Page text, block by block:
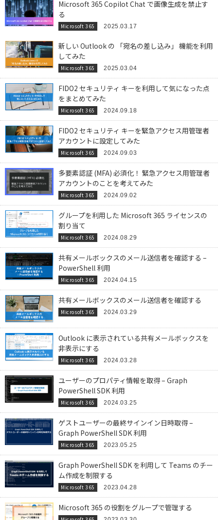
Microsoft 365 Copilot Chat で画像生成を禁止す
る
Microsoft 365 2025.03.17
新しい Outlook の 「宛名の差し込み」 機能を利用
してみた
Microsoft 365 2025.03.04
FIDO2 セキュリティ キーを利用して気になった点
をまとめてみた
Microsoft 365 2024.09.18
FIDO2 セキュリティ キーを緊急アクセス用管理者
アカウントに設定してみた
Microsoft 365 2024.09.03
多要素認証 (MFA) 必須化！ 緊急アクセス用管理者
アカウントのことを考えてみた
Microsoft 365 2024.09.02
グループを利用した Microsoft 365 ライセンスの
割り当て
Microsoft 365 2024.08.29
共有メールボックスのメール送信者を確認する –
PowerShell 利用
Microsoft 365 2024.04.15
共有メールボックスのメール送信者を確認する
Microsoft 365 2024.03.29
Outlook に表示されている共有メールボックスを
非表示にする
Microsoft 365 2024.03.28
ユーザーのプロパティ情報を取得 – Graph
PowerShell SDK 利用
Microsoft 365 2024.03.25
ゲストユーザーの最終サインイン日時取得 –
Graph PowerShell SDK 利用
Microsoft 365 2023.05.25
Graph PowerShell SDK を利用して Teams のチー
ム作成を制限する
Microsoft 365 2023.04.28
Microsoft 365 の役割をグループで管理する